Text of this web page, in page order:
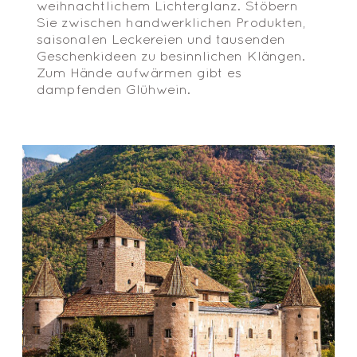
weihnachtlichem Lichterglanz. Stöbern
Sie zwischen handwerklichen Produkten,
saisonalen Leckereien und tausenden
Geschenkideen zu besinnlichen Klängen.
Zum Hände aufwärmen gibt es
dampfenden Glühwein.